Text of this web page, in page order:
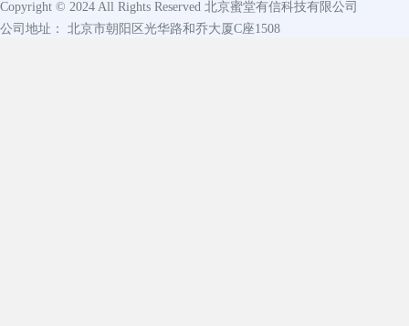
Copyright © 2024 All Rights Reserved 北京蜜堂有信科技有限公司
公司地址： 北京市朝阳区光华路和乔大厦C座1508